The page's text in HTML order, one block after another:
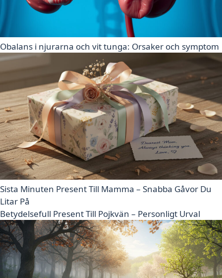
Obalans i njurarna och vit tunga: Orsaker och symptom
Sista Minuten Present Till Mamma – Snabba Gåvor Du
Litar På
Betydelsefull Present Till Pojkvän – Personligt Urval